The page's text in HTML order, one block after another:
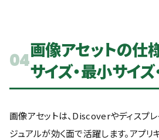
04画像アセットの仕
サイズ・最小サイ
画像アセットは、Discoverやディスプ
ジュアルが効く面で活躍します。アプ